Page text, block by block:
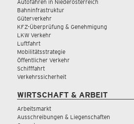
Autofahren in Niederösterreich
Bahninfrastruktur
Güterverkehr
KFZ-Überprüfung & Genehmigung
LKW Verkehr
Luftfahrt
Mobilitätsstrategie
Öffentlicher Verkehr
Schifffahrt
Verkehrssicherheit
WIRTSCHAFT & ARBEIT
Arbeitsmarkt
Ausschreibungen & Liegenschaften